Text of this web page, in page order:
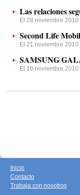
Las relaciones
El 28 noviembre
Second Life
El 21 noviembre
SAMSUNG
El 10 noviembre
Inicio
Contacto
Trabaja con nosotros